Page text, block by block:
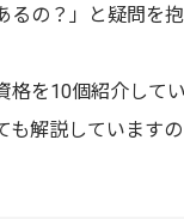
るの？」と疑問を
格を10個紹介して
解説しています